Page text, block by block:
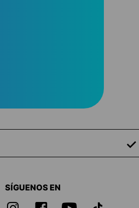
SÍGUENOS EN